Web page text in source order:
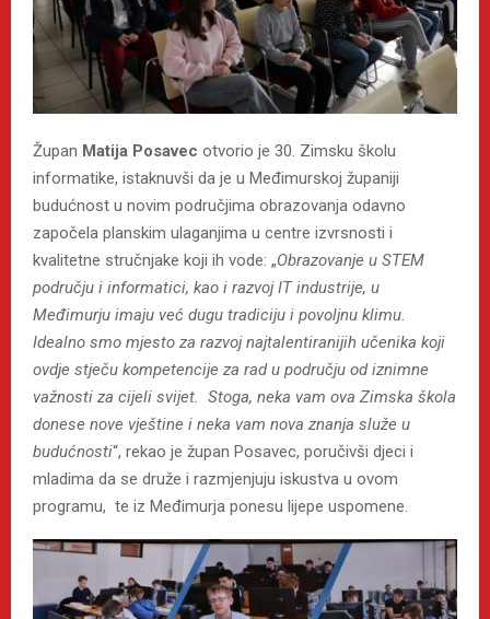
Župan Matija Posavec otvorio je 30. Zimsku školu
informatike, istaknuvši da je u Međimurskoj županiji
budućnost u novim područjima obrazovanja odavno
započela planskim ulaganjima u centre izvrsnosti i
kvalitetne stručnjake koji ih vode: „Obrazovanje u STEM
području i informatici, kao i razvoj IT industrije, u
Međimurju imaju već dugu tradiciju i povoljnu klimu.
Idealno smo mjesto za razvoj najtalentiranijih učenika koji
ovdje stječu kompetencije za rad u području od iznimne
važnosti za cijeli svijet. Stoga, neka vam ova Zimska škola
donese nove vještine i neka vam nova znanja služe u
budućnosti“, rekao je župan Posavec, poručivši djeci i
mladima da se druže i razmjenjuju iskustva u ovom
programu, te iz Međimurja ponesu lijepe uspomene.